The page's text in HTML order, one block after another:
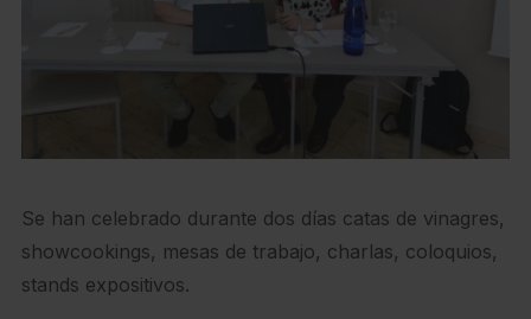
Se han celebrado durante dos días catas de vinagres,
showcookings, mesas de trabajo, charlas, coloquios,
stands expositivos.